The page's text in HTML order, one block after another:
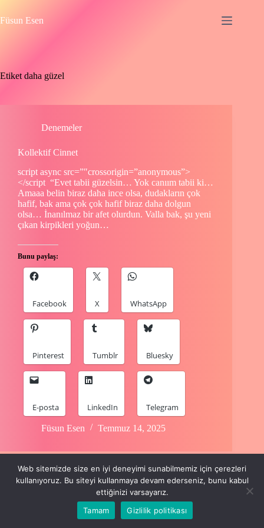
to
content
Füsun Esen
Etiket daha güzel
Denemeler
Kollektif Cinnet
script async src=”″crossorigin=”anonymous”>
</script “Evet tabii güzelsin… Yok canıım tabii ki…
Amaaa belin biraz daha ince olsa, dudakların çok
hafif, bak ama çok çok hafif biraz daha dolgun
olsa… İnanılmaz bir afet olurdun. Valla bak, şu yeni
çıkan kirpikleri yoğun…
Bunu paylaş:
Facebook X WhatsApp
Pinterest Tumblr Bluesky
E-posta LinkedIn Telegram
Füsun Esen Temmuz 14, 2025
Copyright © 2024 Füsun Esen
Web sitemizde size en iyi deneyimi sunabilmemiz için çerezleri
kullanıyoruz. Bu siteyi kullanmaya devam ederseniz, bunu kabul
ettiğinizi varsayarız.
Tamam
Gizlilik politikası